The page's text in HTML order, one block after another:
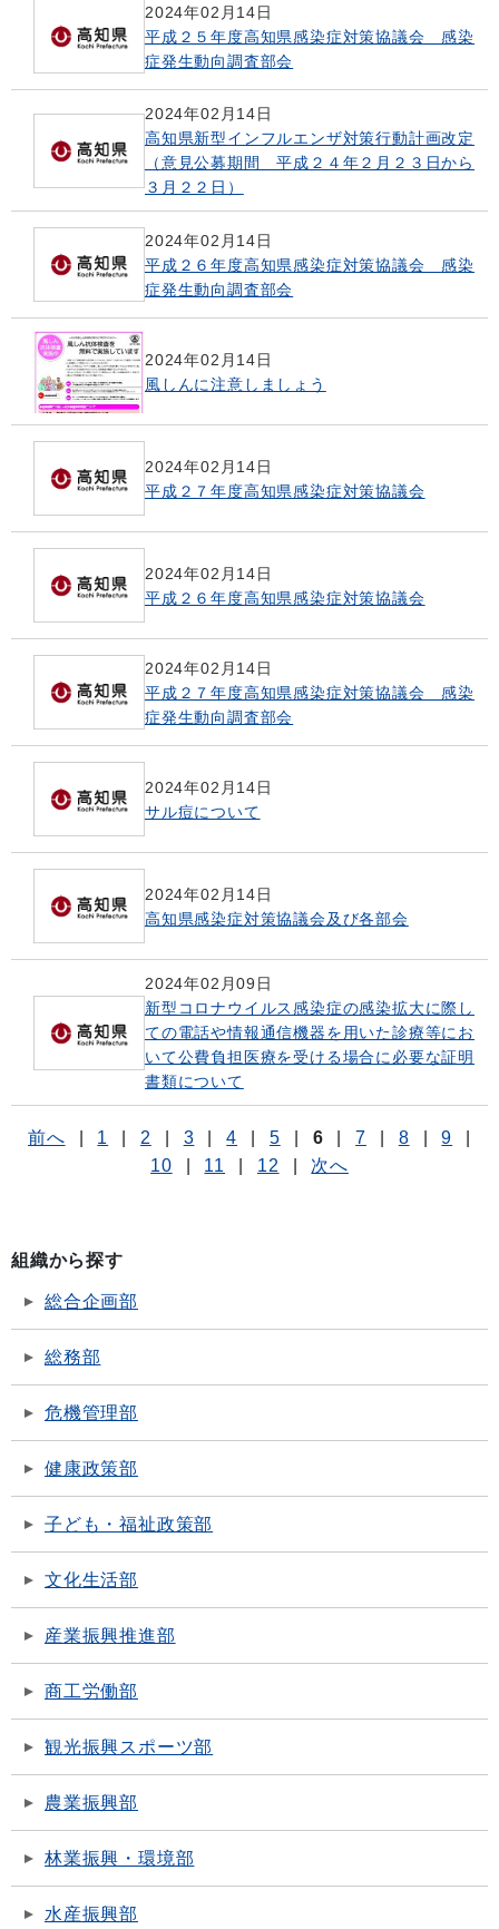
2024年02月14日
平成２５年度高知県感染症対策協議会 感染
症発生動向調査部会
2024年02月14日
高知県新型インフルエンザ対策行動計画改定
（意見公募期間 平成２４年２月２３日から
３月２２日）
2024年02月14日
平成２６年度高知県感染症対策協議会 感染
症発生動向調査部会
2024年02月14日
風しんに注意しましょう
2024年02月14日
平成２７年度高知県感染症対策協議会
2024年02月14日
平成２６年度高知県感染症対策協議会
2024年02月14日
平成２７年度高知県感染症対策協議会 感染
症発生動向調査部会
2024年02月14日
サル痘について
2024年02月14日
高知県感染症対策協議会及び各部会
2024年02月09日
新型コロナウイルス感染症の感染拡大に際し
ての電話や情報通信機器を用いた診療等にお
いて公費負担医療を受ける場合に必要な証明
書類について
前へ 1 2 3 4 5 6 7 8 9
10
11 12 次へ
組織から探す
総合企画部
総務部
危機管理部
健康政策部
子ども・福祉政策部
文化生活部
産業振興推進部
商工労働部
観光振興スポーツ部
農業振興部
林業振興・環境部
水産振興部